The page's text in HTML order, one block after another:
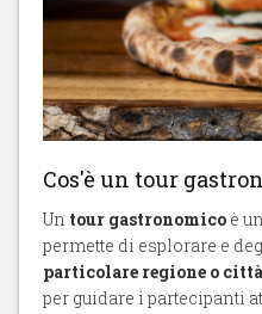
Cos'è un tour
Un tour gastronomico è
permette di esplorare e
particolare regione o città
per guidare i partecipanti